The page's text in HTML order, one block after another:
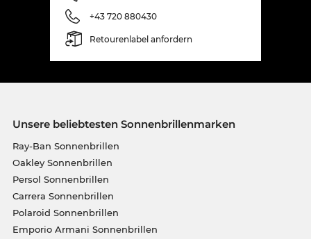
+43 720 880430
Retourenlabel anfordern
Unsere beliebtesten Sonnenbrillenmarken
Ray-Ban Sonnenbrillen
Oakley Sonnenbrillen
Persol Sonnenbrillen
Carrera Sonnenbrillen
Polaroid Sonnenbrillen
Emporio Armani Sonnenbrillen